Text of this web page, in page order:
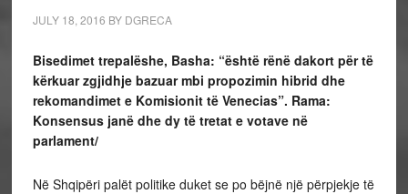
JULY 18, 2016 BY DGRECA
Bisedimet trepalëshe, Basha: “është rënë dakort për të
kërkuar zgjidhje bazuar mbi propozimin hibrid dhe
rekomandimet e Komisionit të Venecias”. Rama:
Konsensus janë dhe dy të tretat e votave në
parlament/
Në Shqipëri palët politike duket se po bëjnë një përpjekje të